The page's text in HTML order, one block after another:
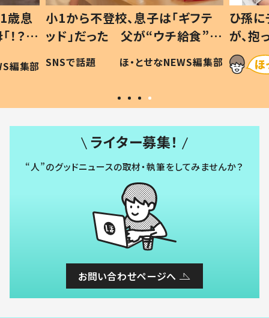
歳息
？」
編集部
小1から不登校、息子は「ギフテ
ッド」だった 父が“ウチ給食”を
作り続ける理由とは #令和の親
#令和の子
SNSで話題 ほ・とせなNEWS編集部
ひ孫
が、
「涙が
い」
ライター募集！
“人”のグッドニュースの取材・執筆をしてみませんか？
お問い合わせページへ